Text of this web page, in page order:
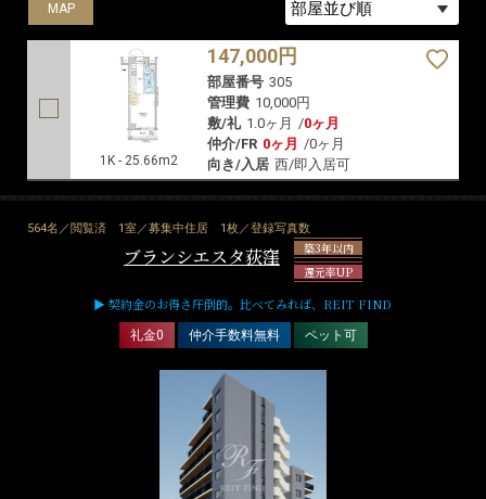
MAP
1K - 25.66m2
147,000円
部屋番号 305
管理費 10,000円
敷/礼 1.0ヶ月 /0ヶ月
仲介/FR 0ヶ月 /0ヶ月
向き/入居 西/即入居可
564名／閲覧済 1室／募集中住居 1枚／登録写真数
ブランシエスタ荻窪
築3年以内
還元率UP
▶ 契約金のお得さ圧倒的。比べてみれば、REIT FIND
礼金0 仲介手数料無料 ペット可